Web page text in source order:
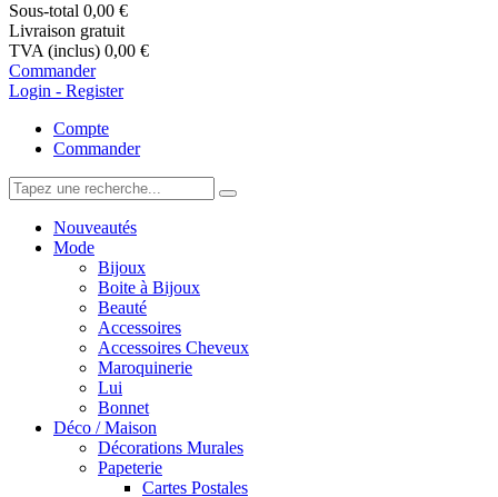
Sous-total 0,00 €
Livraison gratuit
TVA (inclus) 0,00 €
Commander
Login - Register
Compte
Commander
Nouveautés
Mode
Bijoux
Boite à Bijoux
Beauté
Accessoires
Accessoires Cheveux
Maroquinerie
Lui
Bonnet
Déco / Maison
Décorations Murales
Papeterie
Cartes Postales